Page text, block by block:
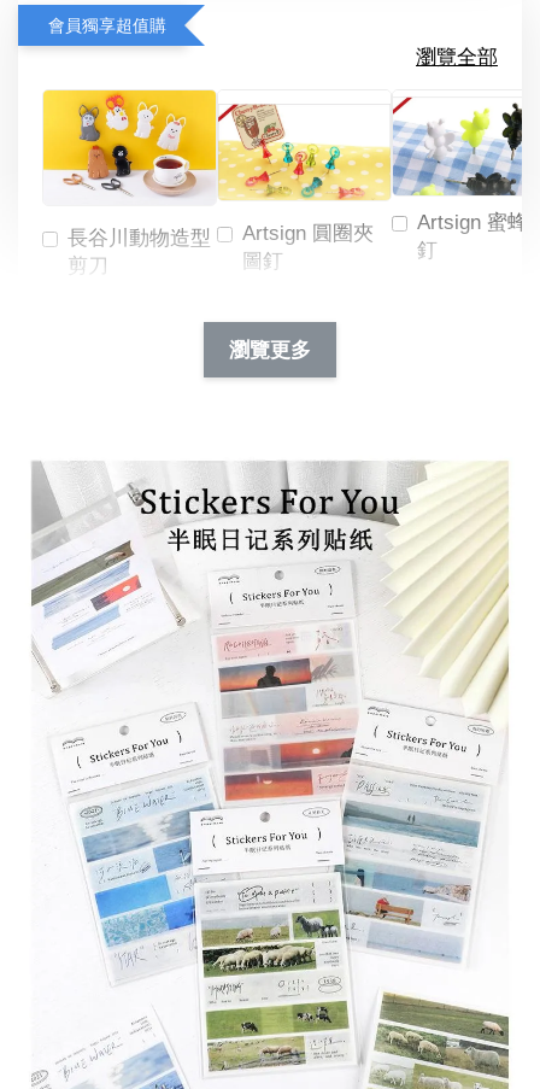
會員獨享超值購
瀏覽全部
長谷川動物造型
剪刀
Artsign 圓圈夾
圖釘
NT$ 19.00
NT$ 66.00
Artsign 蜜蜂
釘
瀏覽更多